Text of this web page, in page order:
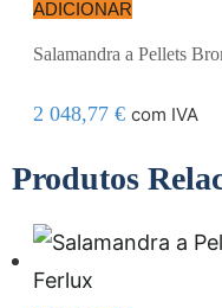
ADICIONAR
Salamandra a Pellets
2 048,77 € com IVA
Produtos